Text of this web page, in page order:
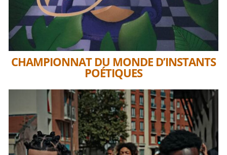
CHAMPIONNAT DU MONDE D’INSTANTS
POÉTIQUES